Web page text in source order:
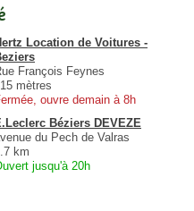
Location de Voitures -
François Feynes
mètres
ouvre demain à 8h
Béziers DEVEZE
du Pech de Valras
km
jusqu'à 20h